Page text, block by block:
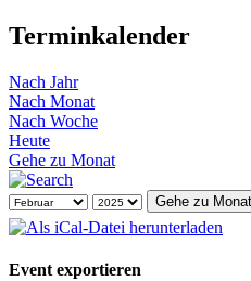
Terminkalender
Nach Jahr
Nach Monat
Nach Woche
Heute
Gehe zu Monat
Gehe zu Monat
Event exportieren